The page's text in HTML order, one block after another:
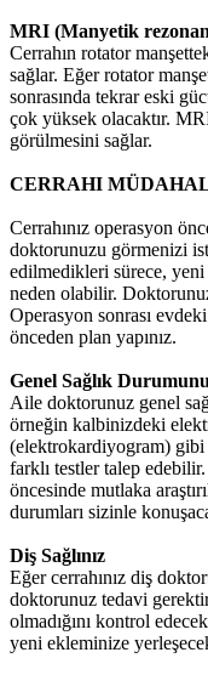
MRI (Manyetik
Cerrahın rotator
sağlar. Eğer rotator
sonrasında tekrar eski
çok yüksek olacaktır.
görülmesini sağlar.
CERRAHI
Cerrahınız operasyon
doktorunuzu görmenizi
edilmedikleri sürece,
neden olabilir.
Operasyon sonrası
önceden plan yapınız.
Genel Sağlık
Aile doktorunuz genel
örneğin kalbinizdeki
(elektrokardiyogram) gibi
farklı testler talep
öncesinde mutlaka
durumları sizinle
Diş Sağlınız
Eğer cerrahınız diş
doktorunuz tedavi
olmadığını kontrol
yeni ekleminize